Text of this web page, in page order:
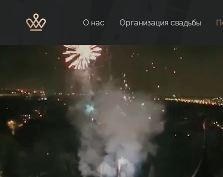
О нас Организация свадьбы